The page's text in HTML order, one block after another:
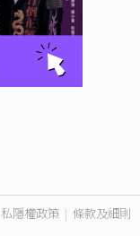
私隱權政策 | 條款及細則